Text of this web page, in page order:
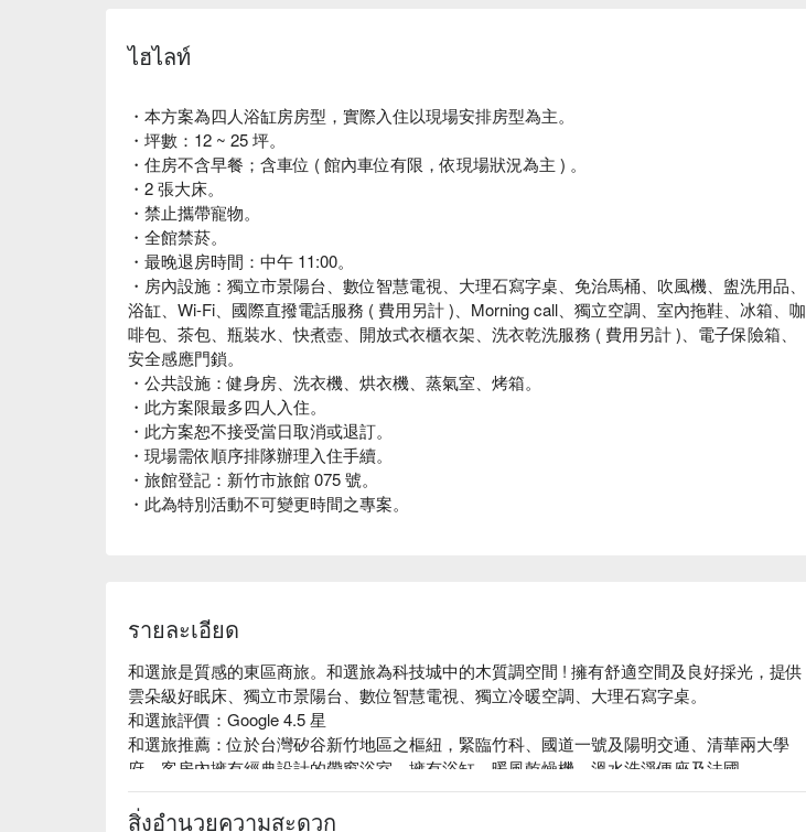
ไฮไลท์
・本方案為四人浴缸房房型，實際入住以現場安排房型為主。
・坪數：12 ~ 25 坪。
・住房不含早餐；含車位 ( 館內車位有限，依現場狀況為主 ) 。
・2 張大床。
・禁止攜帶寵物。
・全館禁菸。
・最晚退房時間：中午 11:00。
・房內設施：獨立市景陽台、數位智慧電視、大理石寫字桌、免治馬桶、吹風機、盥洗用品、
浴缸、Wi-Fi、國際直撥電話服務 ( 費用另計 )、Morning call、獨立空調、室內拖鞋、冰箱、咖
啡包、茶包、瓶裝水、快煮壺、開放式衣櫃衣架、洗衣乾洗服務 ( 費用另計 )、電子保險箱、
安全感應門鎖。
・公共設施：健身房、洗衣機、烘衣機、蒸氣室、烤箱。
・此方案限最多四人入住。
・此方案恕不接受當日取消或退訂。
・現場需依順序排隊辦理入住手續。
・旅館登記：新竹市旅館 075 號。
・此為特別活動不可變更時間之專案。
รายละเอียด
和選旅是質感的東區商旅。和選旅為科技城中的木質調空間 ! 擁有舒適空間及良好採光，提供
雲朵級好眠床、獨立市景陽台、數位智慧電視、獨立冷暖空調、大理石寫字桌。
和選旅評價：Google 4.5 星
和選旅推薦：位於台灣矽谷新竹地區之樞紐，緊臨竹科、國道一號及陽明交通、清華兩大學
府。客房內擁有經典設計的帶窗浴室，擁有浴缸、暖風乾燥機、溫水洗淨便座及法國
Phytomer海洋美療洗沐系列，希望旅客能自在享受專屬的靜謐時光。
和選旅優惠、和選旅住宿方案立刻查看⬇︎
สิ่งอำนวยความสะดวก